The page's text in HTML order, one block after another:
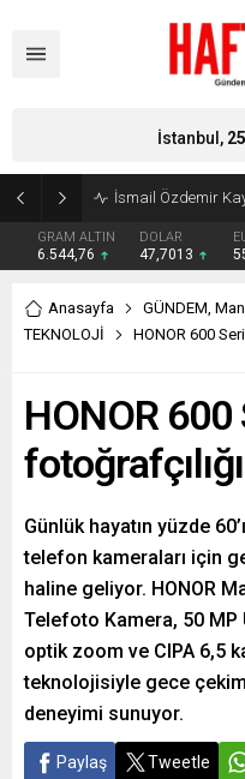
GRAM ALTIN
6.544,76
DOLAR
47,7013
İstanbul, 25
Anasayfa GÜNDEM,
TEKNOLOJİ
HONOR 600
HONOR
Günlük hayatın yüzde
telefon kameraları için
haline geliyor. HONOR
Telefoto Kamera, 50 MP
optik zoom ve CIPA 6,5
teknolojisiyle gece
deneyimi sunuyor.
Paylaş Tweetle